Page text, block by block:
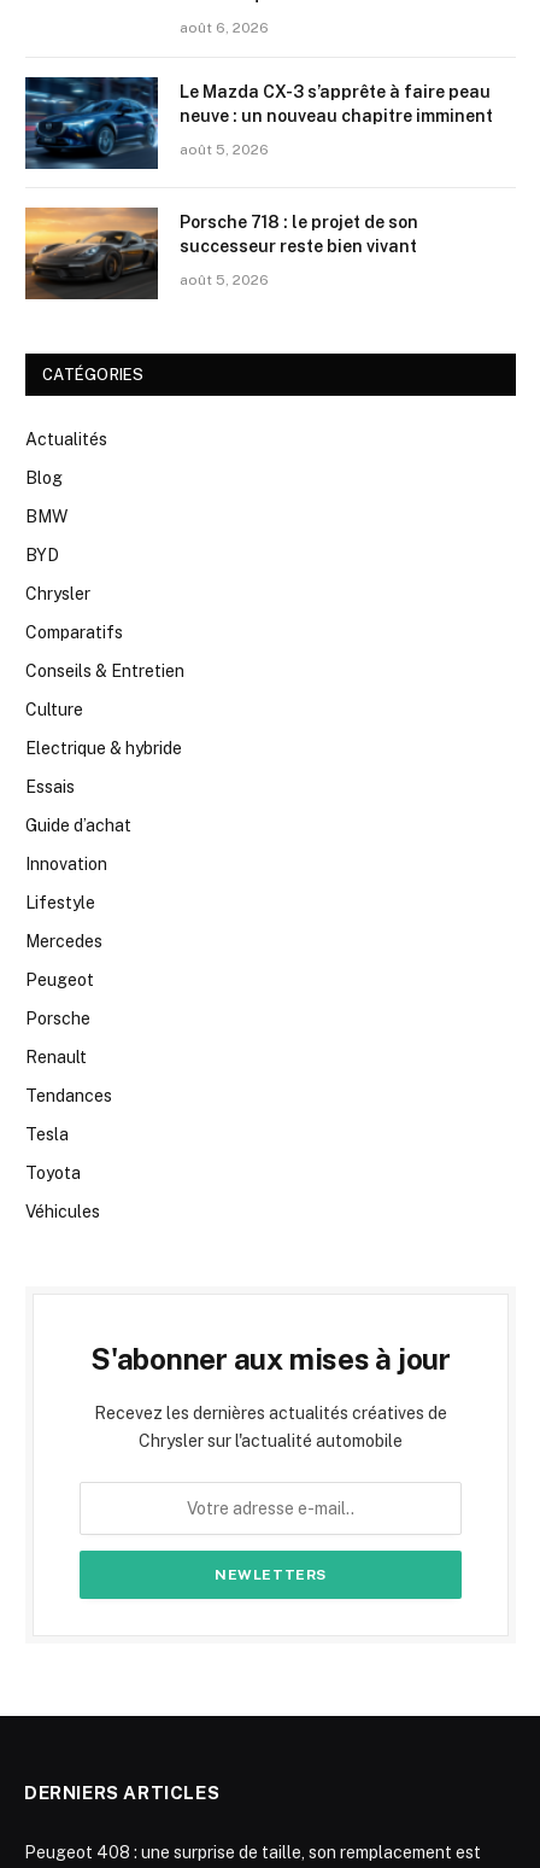
août 6, 2026
Le Mazda CX-3 s’apprête à faire peau
neuve : un nouveau chapitre imminent
août 5, 2026
Porsche 718 : le projet de son
successeur reste bien vivant
août 5, 2026
CATÉGORIES
Actualités
Blog
BMW
BYD
Chrysler
Comparatifs
Conseils & Entretien
Culture
Electrique & hybride
Essais
Guide d’achat
Innovation
Lifestyle
Mercedes
Peugeot
Porsche
Renault
Tendances
Tesla
Toyota
Véhicules
S'abonner aux mises à jour
Recevez les dernières actualités créatives de
Chrysler sur l'actualité automobile
DERNIERS ARTICLES
Peugeot 408 : une surprise de taille, son remplacement est